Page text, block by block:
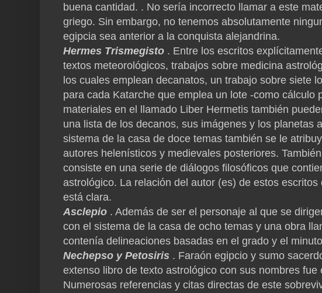
buena cantidad. . No sería incorrecto llamar a este
griego. Sin embargo, no tenemos absolutamente
egipcia sea anterior a la conquista alejandrina.
Hermes Trismegisto . Entre los escritos
textos meteorológicos, trabajos sobre medicina
los cuales emplean decanatos, un trabajo sobre siete
para cada Katarche que emplea un lote -como cálculo
materiales en el llamado Liber Hermetis también
una lista de los decanos, sus imágenes y los planetas
sistema de la casa de doce temas también se le
autores helenísticos y medievales posteriores.
consiste en una serie de diálogos filosóficos que
astrológico. La relación del autor (es) de estos
está clara.
Asclepio . Además de ser el personaje al que se
con el sistema de la casa de ocho temas y una obra
contenía delineaciones basadas en el grado y el
Nechepso y Petosiris . Faraón egipcio y sumo
extenso libro de texto astrológico con sus nombres
Numerosas referencias y citas directas de este